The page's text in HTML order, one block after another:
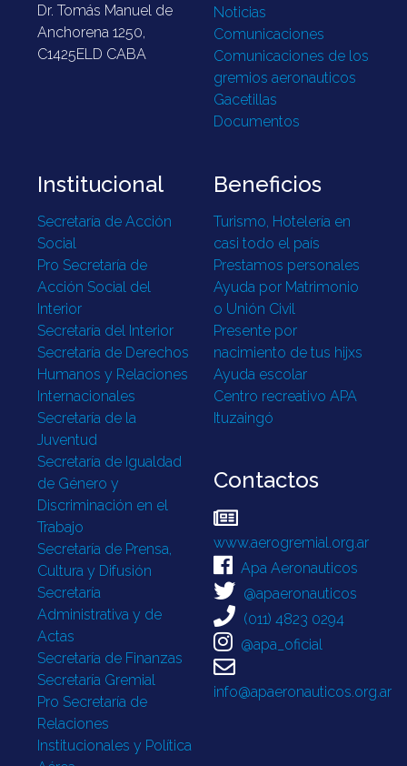
Dr. Tomás Manuel de
Anchorena 1250,
C1425ELD CABA
Noticias
Comunicaciones
Comunicaciones de los
gremios aeronauticos
Gacetillas
Documentos
Institucional
Secretaría de Acción
Social
Pro Secretaría de
Acción Social del
Interior
Secretaría del Interior
Secretaría de Derechos
Humanos y Relaciones
Internacionales
Secretaría de la
Juventud
Secretaría de Igualdad
de Género y
Discriminación en el
Trabajo
Secretaría de Prensa,
Cultura y Difusión
Secretaría
Administrativa y de
Actas
Secretaría de Finanzas
Secretaría Gremial
Pro Secretaría de
Relaciones
Institucionales y Política
Beneficios
Turismo, Hotelería en
casi todo el país
Prestamos personales
Ayuda por Matrimonio
o Unión Civil
Presente por
nacimiento de tus hijxs
Ayuda escolar
Centro recreativo APA
Ituzaingó
Contactos
www.aerogremial.org.ar
Apa Aeronauticos
@apaeronauticos
(011) 4823 0294
@apa_oficial
info@apaeronauticos.org.ar